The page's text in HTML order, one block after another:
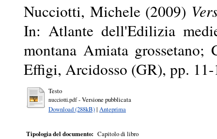
Nucciotti, Michele (2009)
In: Atlante dell'Edilizia
montana Amiata
Effigi, Arcidosso (GR), pp.
Testo
nucciotti.pdf- Versione pubblicata
Download (288kB)| Anteprima
Tipologia del documento: Capitolo di libro